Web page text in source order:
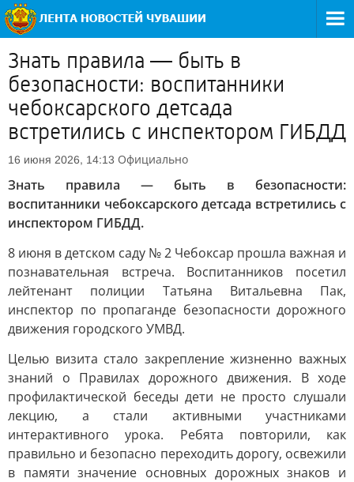
Знать правила — быть в
безопасности: воспитанники
чебоксарского детсада
встретились с инспектором ГИБДД
16 июня 2026, 14:13 Официально
Знать правила — быть в безопасности:
воспитанники чебоксарского детсада встретились с
инспектором ГИБДД.
8 июня в детском саду № 2 Чебоксар прошла важная и
познавательная встреча. Воспитанников посетил
лейтенант полиции Татьяна Витальевна Пак,
инспектор по пропаганде безопасности дорожного
движения городского УМВД.
Целью визита стало закрепление жизненно важных
знаний о Правилах дорожного движения. В ходе
профилактической беседы дети не просто слушали
лекцию, а стали активными участниками
интерактивного урока. Ребята повторили, как
правильно и безопасно переходить дорогу, освежили
в памяти значение основных дорожных знаков и